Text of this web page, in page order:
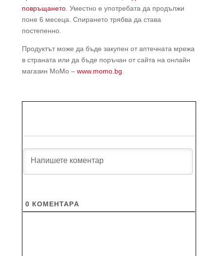
повръщането. Уместно е употребата да продължи
поне 6 месеца. Спирането трябва да става
постепенно.
Продуктът може да бъде закупен от аптечната мрежа
в страната или да бъде поръчан от сайта на онлайн
магазин МоМо – www.momo.bg
0 КОМЕНТАРA